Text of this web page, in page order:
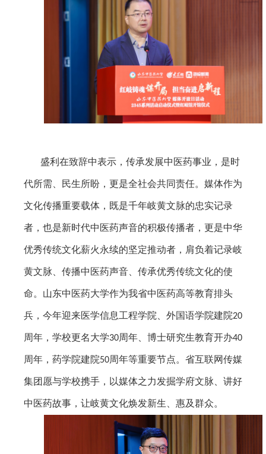
盛利在致辞中表示，传承发展中医药事业，是时
代所需、民生所盼，更是全社会共同责任。媒体作为
文化传播重要载体，既是千年岐黄文脉的忠实记录
者，也是新时代中医药声音的积极传播者，更是中华
优秀传统文化薪火永续的坚定推动者，肩负着记录岐
黄文脉、传播中医药声音、传承优秀传统文化的使
命。山东中医药大学作为我省中医药高等教育排头
兵，今年迎来医学信息工程学院、外国语学院建院20
周年，学校更名大学30周年、博士研究生教育开办40
周年，药学院建院50周年等重要节点。省互联网传媒
集团愿与学校携手，以媒体之力发掘学府文脉、讲好
中医药故事，让岐黄文化焕发新生、惠及群众。